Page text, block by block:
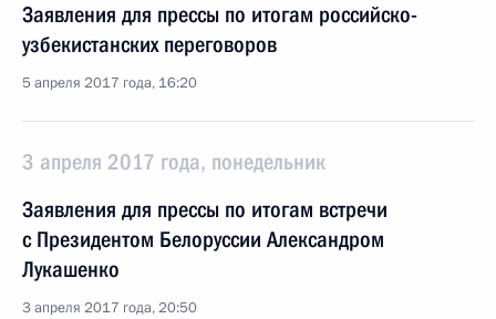
Заявления для прессы по итогам российско-
узбекистанских переговоров
5 апреля 2017 года, 16:20
3 апреля 2017 года, понедельник
Заявления для прессы по итогам встречи
с Президентом Белоруссии Александром
Лукашенко
3 апреля 2017 года, 20:50